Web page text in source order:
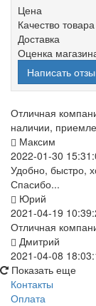
Цена
Качество товара
Доставка
Оценка
Написать
Отличная
наличии,
Максим
2022-01-30
Удобно, быстро,
Спасибо...
Юрий
2021-04-19
Отличная
Дмитрий
2021-04-08
Показать еще
Контакты
Оплата